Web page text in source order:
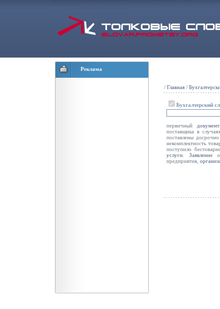
Реклама
/ Главная /
Бухгалтерский
первичный документ
поставщика в
поставлены
некомплектность
поступило
услуги
Заявлениеоб
предприятия,